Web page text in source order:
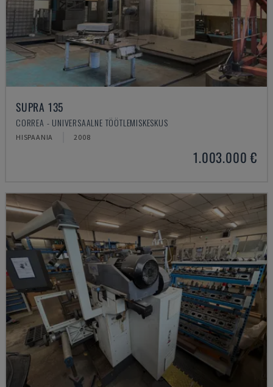
SUPRA 135
CORREA - UNIVERSAALNE TÖÖTLEMISKESKUS
HISPAANIA 2008
1.003.000 €